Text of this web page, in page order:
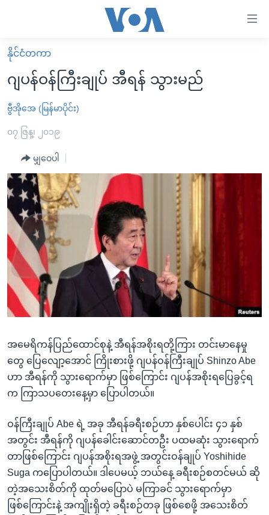
လွယ်ကူ
စေ
Link
များ
အကြောင်းအရာ
သို့
ကျော်
ကြည့်
ရန်
ပင်မ
ညွန်း
စာမျက်နှာ
ရှာဖွေ
နေရာ
ရန်
မူလစာမျက်နှာ
မြန်မာ
ကမ္ဘာ့သတင်းများ
နိုင်ငံတကာ
တရုတ်
အစ္စရေး-ပါလက်စတိုင်း
ဗွီဒီယို
ရပ်ဝန်းတခု လမ်းတခု အလွန်
အင်္ဂလိပ်စာလေ့လာမယ်
အမေရိကန်သုံးအီဒီယံ
မကြေးမုံရဲ့ အင်္ဂလိပ်စာ
ရုပ်ရှင်ထဲက အင်္ဂလိပ်စာ
သုတပဒေသာ အင်္ဂလိပ်စာ
အပတ်စဉ်ကဏ္ဍများ
ရေဒီယို
တီဗွီ
ရေဒီယိုနှင့်ရုပ်သံ အချက်အလက်များ
ရေဒီယို/တီဗွီအစီအစဉ်
Learning English
ဘာသာစကားများ
နိုင်ငံတကာ
ဂျပန်ဝန်ကြီးချုပ် အီရန် သွားမည်
ဗွီအိုအေ (မြန်မာပိုင်း)
၀၇ ဇြန္၊ ၂၀၁၉
မျှဝေပါ
အမေရိကန်ပြည်ထောင်စုနဲ့ အီရန်အစိုးရတို့ကြား တင်းမာနေမှု
တွေ ပြေလျော့အောင် ကြိုးစားဖို့ ဂျပန်ဝန်ကြီးချုပ် Shinzo Abe
ဟာ အီရန်ကို သွားရောက်မှာ ဖြစ်ကြောင်း ဂျပန်အစိုးရပြေခွင့်ရ
က ကြာသပတေးနေ့မှာ ပြောပါတယ်။
ဝန်ကြီးချုပ် Abe ရဲ့ အခု အီရန်ခရီးစဉ်ဟာ နှစ်ပေါင်း ၄၁ နှစ်
အတွင်း အီရန်ကို ဂျပန်ခေါင်းဆောင်တဦး ပထမဆုံး သွားရောက်
တာဖြစ်ကြောင်း ဂျပန်အစိုးရအဖွဲ့ အတွင်းဝန်ချုပ် Yoshihide
Suga ကပြောပါတယ်။ ဒါပေမယ့် ဘယ်နေ့ ခရီးစဉ်စတင်မယ် ဆို
တဲ့အသေးစိတ်ကို ထုတ်မပြောပဲ မကြာခင် သွားရောက်မှာ
ဖြစ်ကြောင်းနဲ့ အကျိုးရှိတဲ့ ခရီးစဉ်တခု ဖြစ်စေဖို့ အသေးစိတ်